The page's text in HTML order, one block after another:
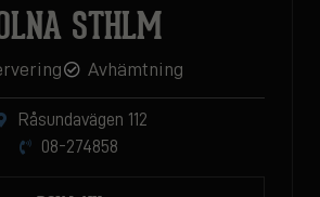
STHLM
Avhämtning
Råsundavägen 112
08-274858